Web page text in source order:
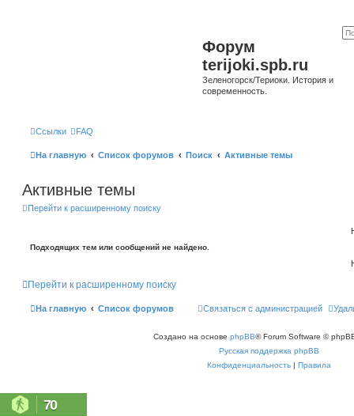
Форум
terijoki.spb.ru
Зеленогорск/Териоки. История и
современность.
Ссылки FAQ
На главную Список форумов Поиск Активные темы
Активные темы
Перейти к расширенному поиску
Подходящих тем или сообщений не найдено.
Перейти к расширенному поиску
На главную Список форумов Связаться с администрацией
Создано на основе phpBB® Forum Software ©
Русская поддержка phpBB
Конфиденциальность | Правила
70